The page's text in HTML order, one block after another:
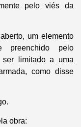
pelo viés da
um elemento
preenchido pelo
ser limitado a uma
como disse
obra: